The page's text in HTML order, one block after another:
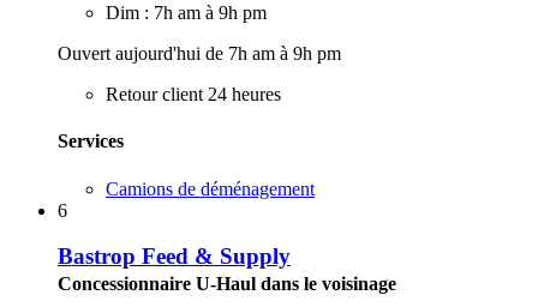
Dim : 7h am à 9h pm
Ouvert aujourd'hui de 7h am à 9h pm
Retour client 24 heures
Services
Camions de déménagement
6
Bastrop Feed & Supply
Concessionnaire U-Haul dans le voisinage